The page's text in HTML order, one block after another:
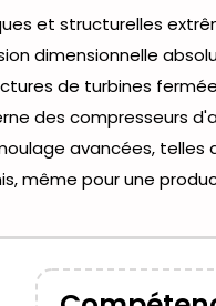
et structurelles
dimensionnelle
de turbines
des compresseurs
avancées, telles
même pour une